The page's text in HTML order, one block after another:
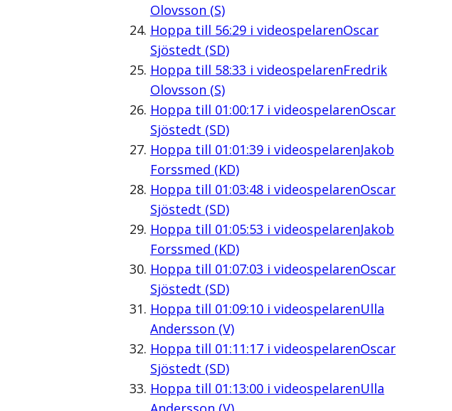
Olovsson (S)
Hoppa till 56:29i videospelarenOscar
Sjöstedt (SD)
Hoppa till 58:33 i videospelarenFredrik
Olovsson (S)
Hoppa till 01:00:17i videospelarenOscar
Sjöstedt (SD)
Hoppa till 01:01:39i videospelarenJakob
Forssmed (KD)
Hoppa till 01:03:48i videospelarenOscar
Sjöstedt (SD)
Hoppa till 01:05:53 i videospelarenJakob
Forssmed (KD)
Hoppa till 01:07:03 i videospelarenOscar
Sjöstedt (SD)
Hoppa till 01:09:10i videospelarenUlla
Andersson (V)
Hoppa till 01:11:17i videospelarenOscar
Sjöstedt (SD)
Hoppa till 01:13:00i videospelarenUlla